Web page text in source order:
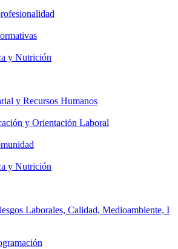
y Nutrición
y Recursos Humanos
y Orientación Laboral
y Nutrición
Laborales, Calidad, Medioambiente, I